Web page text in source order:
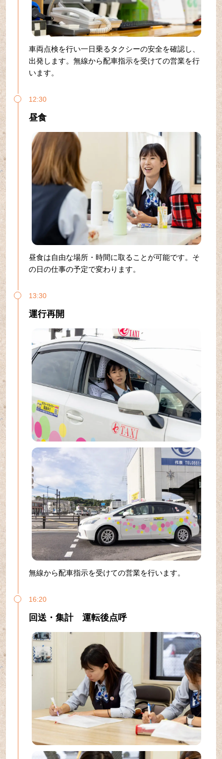
車両点検を行い一日乗るタクシーの安全を確認し、
出発します。無線から配車指示を受けての営業を行
います。
12:30
昼食
昼食は自由な場所・時間に取ることが可能です。そ
の日の仕事の予定で変わります。
13:30
運行再開
無線から配車指示を受けての営業を行います。
16:20
回送・集計 運転後点呼